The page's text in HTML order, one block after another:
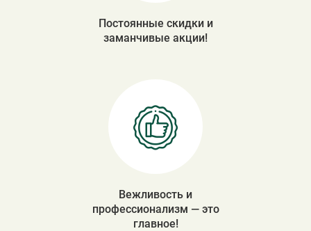
Постоянные скидки и
заманчивые акции!
Вежливость и
профессионализм — это
главное!